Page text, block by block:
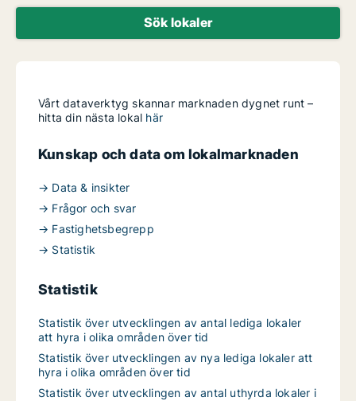
Sök lokaler
Vårt dataverktyg skannar marknaden dygnet runt –
hitta din nästa lokal här
Kunskap och data om lokalmarknaden
→ Data & insikter
→ Frågor och svar
→ Fastighetsbegrepp
→ Statistik
Statistik
Statistik över utvecklingen av antal lediga lokaler
att hyra i olika områden över tid
Statistik över utvecklingen av nya lediga lokaler att
hyra i olika områden över tid
Statistik över utvecklingen av antal uthyrda lokaler i